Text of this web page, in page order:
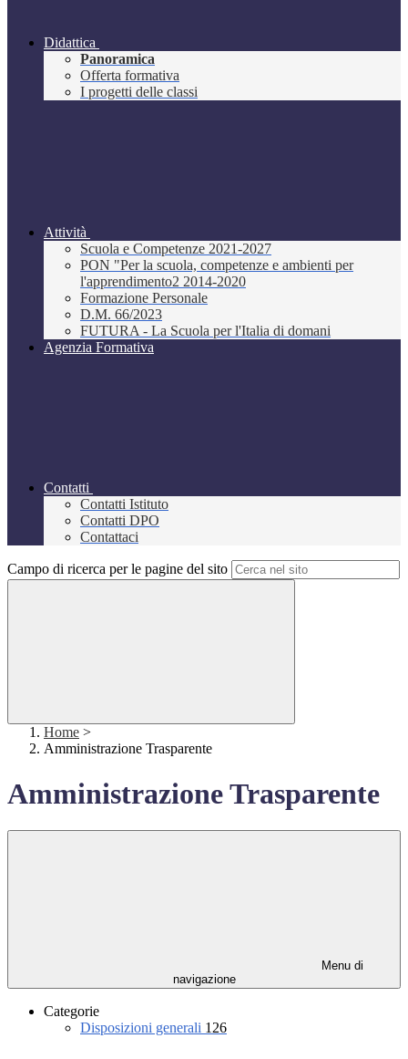
Didattica
Panoramica
Offerta formativa
I progetti delle classi
Attività
Scuola e Competenze 2021-2027
PON "Per la scuola, competenze e ambienti per
l'apprendimento2 2014-2020
Formazione Personale
D.M. 66/2023
FUTURA - La Scuola per l'Italia di domani
Agenzia Formativa
Contatti
Contatti Istituto
Contatti DPO
Contattaci
Campo di ricerca per le pagine del sito
Home >
Amministrazione Trasparente
Amministrazione Trasparente
Menu di
navigazione
Categorie
Disposizioni generali 126